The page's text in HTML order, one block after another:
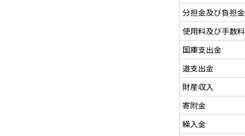
分担金及び負担金
使用料及び手数料
国庫支出金
道支出金
財産収入
寄附金
繰入金